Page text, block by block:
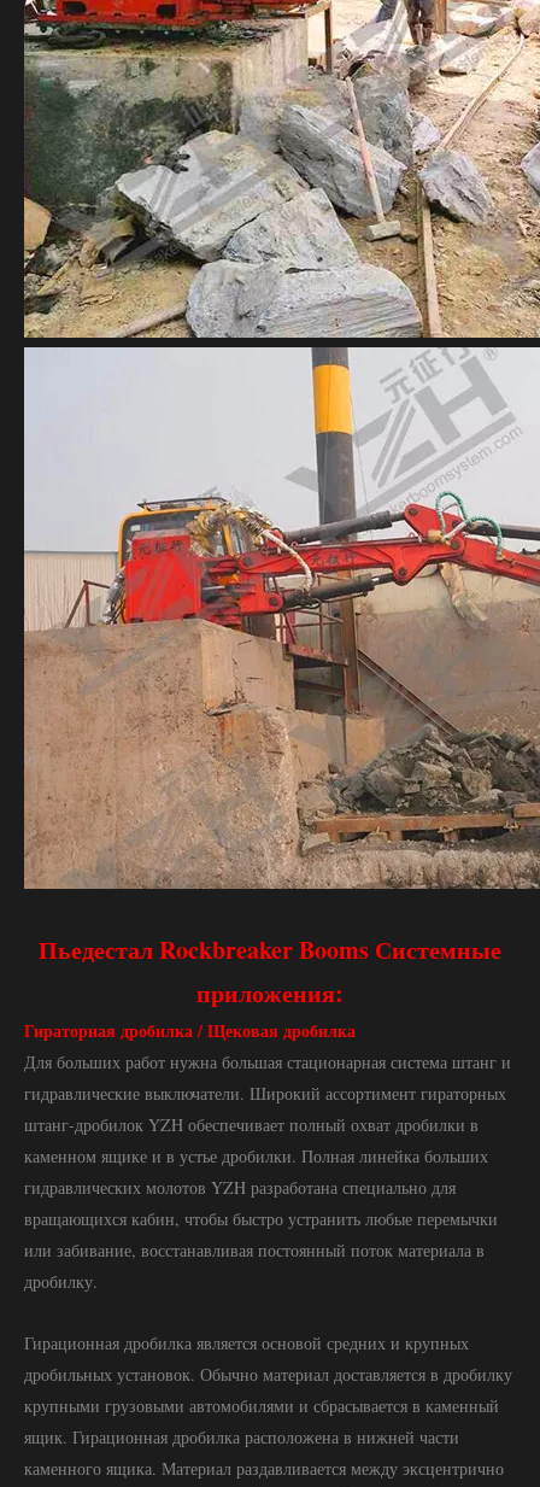
Пьедестал Rockbreaker Booms Системные
приложения:
Гираторная дробилка / Щековая дробилка
Для больших работ нужна большая стационарная система штанг и
гидравлические выключатели. Широкий ассортимент гираторных
штанг-дробилок YZH обеспечивает полный охват дробилки в
каменном ящике и в устье дробилки. Полная линейка больших
гидравлических молотов YZH разработана специально для
вращающихся кабин, чтобы быстро устранить любые перемычки
или забивание, восстанавливая постоянный поток материала в
дробилку.
Гирационная дробилка является основой средних и крупных
дробильных установок. Обычно материал доставляется в дробилку
крупными грузовыми автомобилями и сбрасывается в каменный
ящик. Гирационная дробилка расположена в нижней части
каменного ящика. Материал раздавливается между эксцентрично